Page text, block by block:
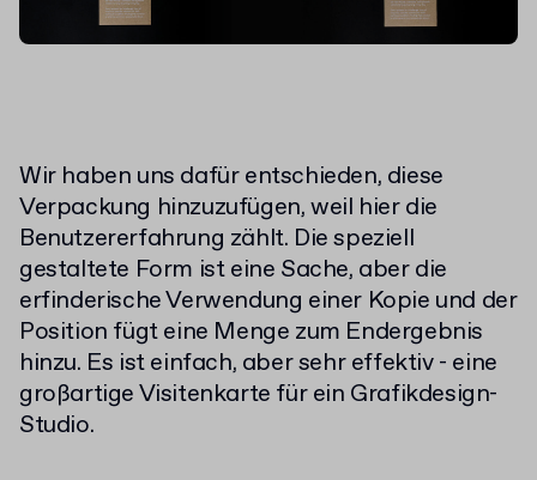
Wir haben uns dafür entschieden, diese
Verpackung hinzuzufügen, weil hier die
Benutzererfahrung zählt. Die speziell
gestaltete Form ist eine Sache, aber die
erfinderische Verwendung einer Kopie und der
Position fügt eine Menge zum Endergebnis
hinzu. Es ist einfach, aber sehr effektiv - eine
großartige Visitenkarte für ein Grafikdesign-
Studio.